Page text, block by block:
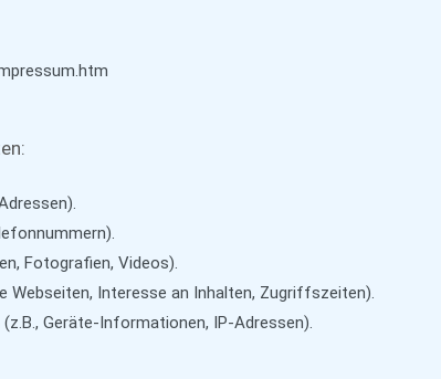
Fotografien, Videos).
Webseiten, Interesse an Inhalten, Zugriffszeiten).
Geräte-Informationen, IP-Adressen).